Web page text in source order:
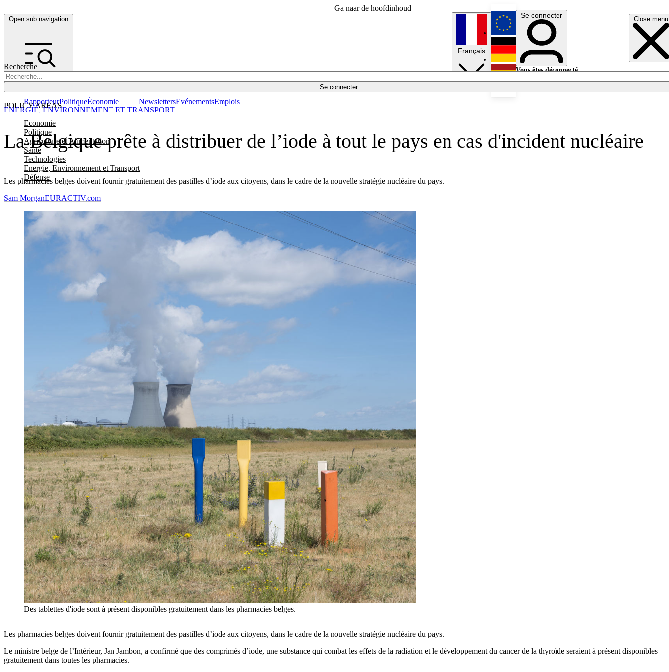
Ga naar de hoofdinhoud
Open sub navigation Close menu
Recherche
Se connecter
POLICY AREAS
Economie
Politique
Agriculture et Alimentation
Santé
Technologies
Energie, Environnement et Transport
Défense
RapporteurPolitiqueÉconomie NewslettersEvénementsEmplois
Français
English
Deutsch
Se connecter
Vous êtes déconnecté.
La Belgique prête à distribuer de l’iode à tout le pays en cas d'incident nucléaire
Les pharmacies belges doivent fournir gratuitement des pastilles d’iode aux citoyens, dans le cadre de la nouvelle stratégie nucléaire du pays.
ENERGIE, ENVIRONNEMENT ET TRANSPORT
Sam MorganEURACTIV.com
Des tablettes d'iode sont à présent disponibles gratuitement dans les pharmacies belges.
Les pharmacies belges doivent fournir gratuitement des pastilles d’iode aux citoyens, dans le cadre de la nouvelle stratégie nucléaire du pays.
Le ministre belge de l’Intérieur, Jan Jambon, a confirmé que des comprimés d’iode, une substance qui combat les effets de la radiation et le développement du cancer de la thyroïde seraient à présent disponibles
gratuitement dans toutes les pharmacies.